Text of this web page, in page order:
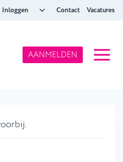
Inloggen
ToggleContact Vacatures
AANMELDEN